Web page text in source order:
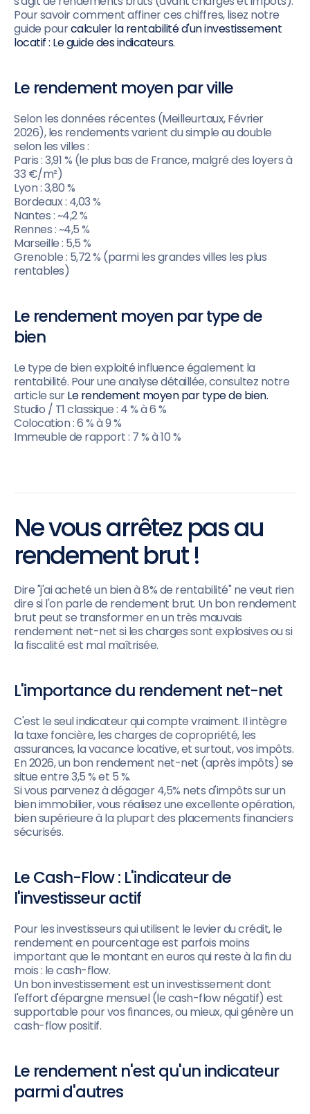
Pour savoir comment affiner ces chiffres, lisez notre
guide pourcalculer la rentabilité d'un investissement
locatif : Le guide des indicateurs.
Le rendement moyen par ville
Selon les données récentes (Meilleurtaux, Février
2026), les rendements varient du simple au double
selon les villes :
Paris : 3,91 % (le plus bas de France, malgré des loyers à
33 €/m²)
Lyon : 3,80 %
Bordeaux : 4,03 %
Nantes : ~4,2 %
Rennes : ~4,5 %
Marseille : 5,5 %
Grenoble : 5,72 % (parmi les grandes villes les plus
rentables)
Le rendement moyen par type de
bien
Le type de bien exploité influence également la
rentabilité. Pour une analyse détaillée, consultez notre
article surLe rendement moyen par type de bien.
Studio / T1 classique : 4 % à 6 %
Colocation : 6 % à 9 %
Immeuble de rapport : 7 % à 10 %
Ne vous arrêtez pas au
rendement brut !
Dire "j'ai acheté un bien à 8% de rentabilité" ne veut rien
dire si l'on parle de rendement brut. Un bon rendement
brut peut se transformer en un très mauvais
rendement net-net si les charges sont explosives ou si
la fiscalité est mal maîtrisée.
L'importance du rendement net-net
C'est le seul indicateur qui compte vraiment. Il intègre
la taxe foncière, les charges de copropriété, les
assurances, la vacance locative, et surtout, vos impôts.
En 2026, un bon rendement net-net (après impôts) se
situe entre 3,5 % et 5 %.
Si vous parvenez à dégager 4,5% nets d'impôts sur un
bien immobilier, vous réalisez une excellente opération,
bien supérieure à la plupart des placements financiers
sécurisés.
Le Cash-Flow : L'indicateur de
l'investisseur actif
Pour les investisseurs qui utilisent le levier du crédit, le
rendement en pourcentage est parfois moins
important que le montant en euros qui reste à la fin du
mois : le cash-flow.
Un bon investissement est un investissement dont
l'effort d'épargne mensuel (le cash-flow négatif) est
supportable pour vos finances, ou mieux, qui génère un
cash-flow positif.
Le rendement n'est qu'un indicateur
parmi d'autres